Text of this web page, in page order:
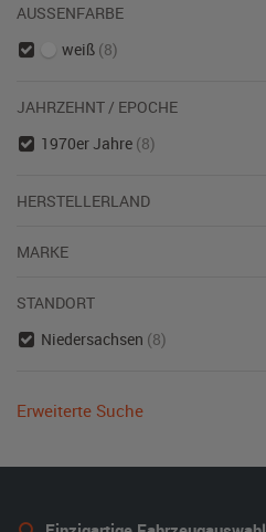
AUSSENFARBE
weiß (8)
JAHRZEHNT / EPOCHE
1970er Jahre (8)
HERSTELLERLAND
MARKE
STANDORT
Niedersachsen (8)
Erweiterte Suche